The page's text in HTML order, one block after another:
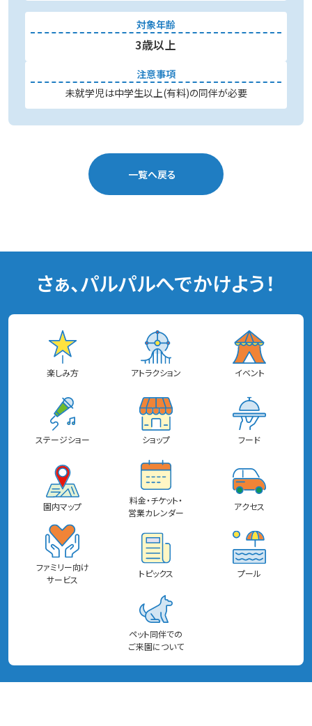
対象年齢
3歳以上
注意事項
未就学児は中学生以上(有料)の同伴が必要
一覧へ戻る
さぁ、パルパルへでかけよう！
楽しみ方 アトラクション イベント
ステージショー ショップ フード
園内マップ
料金・チケット・
営業カレンダー
アクセス
ファミリー向け
サービス
トピックス プール
ペット同伴での
ご来園について